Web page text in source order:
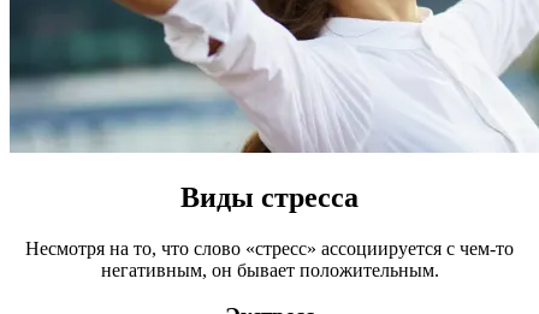
Виды стресса
Несмотря на то, что слово «стресс» ассоциируется с чем-то
негативным, он бывает положительным.